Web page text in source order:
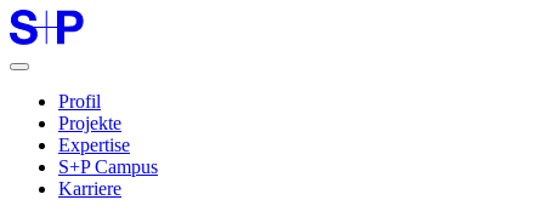
Profil
Projekte
Expertise
S+P Campus
Karriere